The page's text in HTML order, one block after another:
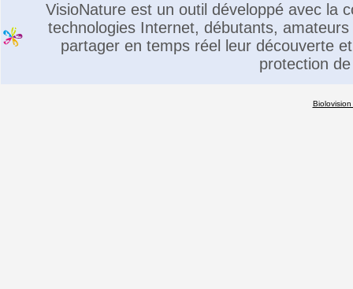
VisioNature est un outil développé avec la
technologies Internet, débutants,
partager en temps réel leur découverte
protection
Biolovision